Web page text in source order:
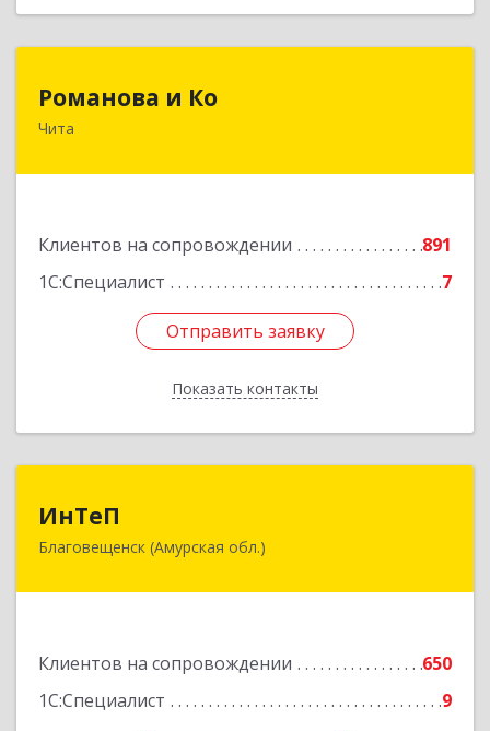
Романова и Ко
Чита
Клиентов на сопровождении
891
1С:Специалист
7
Отправить заявку
Показать контакты
672000, Забайкальский край, Чита г, Анохина
Отправить заявку
Назад
ИнТеП
Благовещенск (Амурская обл.)
Клиентов на сопровождении
650
1С:Специалист
9
675000, Амурская обл, Благовещенск г,